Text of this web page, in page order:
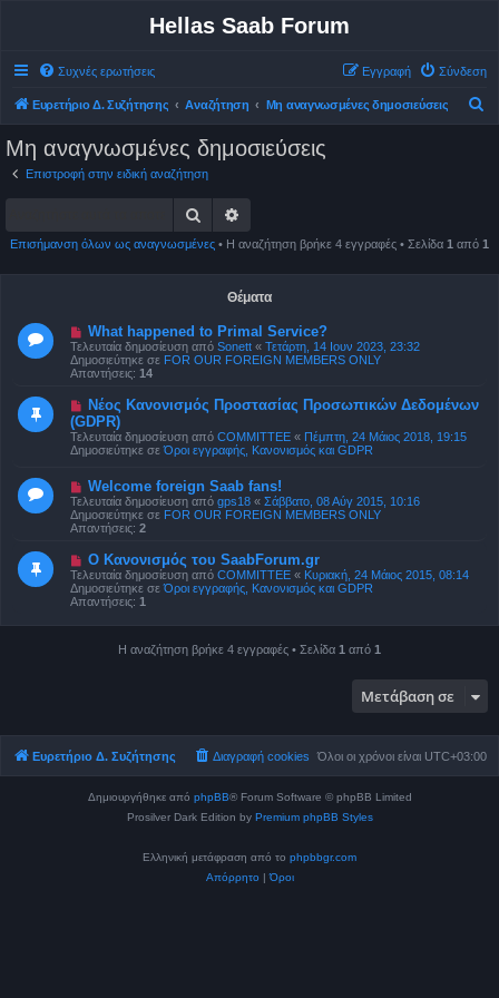
Hellas Saab Forum
Συχνές ερωτήσεις Σύνδεση
Εγγραφή
Ευρετήριο Δ. Συζήτησης Αναζήτηση Μη αναγνωσμένες δημοσιεύσεις
τ
Μη αναγνωσμένες δημοσιεύσεις
Επιστροφή στην ειδική αναζήτηση
Αναζήτηση
Επισήμανση όλων ως αναγνωσμένες • Η αναζήτηση βρήκε 4 εγγραφές • Σελίδα 1 από 1
Θέματα
Ν
έ
α
δ
η
ο
σ
ί
ε
η
What happened to Primal Service?
Τελευταία δημοσίευση από Sonett « Τετάρτη, 14 Ιουν 2023, 23:32
Δημοσιεύτηκε σε FOR OUR FOREIGN MEMBERS ONLY
Απαντήσεις: 14
Ν
έ
α
δ
η
ο
σ
ί
ε
υ
η
Νέος Κανονισμός Προστασίας Προσωπικών Δεδομένων
(GDPR)
Τελευταία δημοσίευση από COMMITTEE « Πέμπτη, 24 Μάιος 2018, 19:15
Δημοσιεύτηκε σεΌροι εγγραφής, Κανονισμός και GDPR
Ν
έ
α
δ
η
ο
σ
ί
ε
σ
Welcome foreign Saab fans!
Τελευταία δημοσίευση από gps18 « Σάββατο, 08 Αύγ 2015, 10:16
Δημοσιεύτηκε σε FOR OUR FOREIGN MEMBERS ONLY
Απαντήσεις: 2
Ν
έ
α
δ
η
μ
Ο Κανονισμός του SaabForum.gr
Τελευταία δημοσίευση από COMMITTEE « Κυριακή, 24 Μάιος 2015, 08:14
Δημοσιεύτηκε σεΌροι εγγραφής, Κανονισμός και GDPR
Απαντήσεις: 1
Η αναζήτηση βρήκε 4 εγγραφές • Σελίδα 1 από 1
Μετάβαση σε
Ευρετήριο Δ. Συζήτησης Όλοι οι χρόνοι είναι UTC+03:00
Διαγραφή cookies
Δημιουργήθηκε από phpBB® Forum Software © phpBB Limited
Prosilver Dark Edition by Premium phpBB Styles
Ελληνική μετάφραση από το phpbbgr.com
Απόρρητο |Όροι